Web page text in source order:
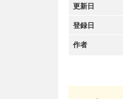
更新日
登録日
作者